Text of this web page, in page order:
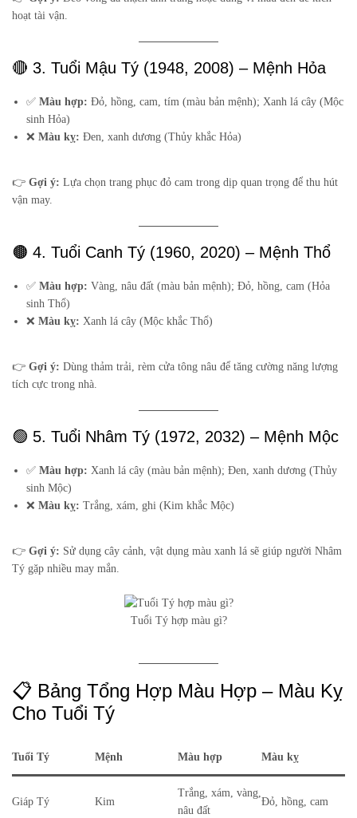
hoạt tài vận.
🔴 3. Tuổi Mậu Tý (1948, 2008) – Mệnh Hỏa
✅Màu hợp: Đỏ, hồng, cam, tím (màu bản mệnh); Xanh lá cây (Mộc
sinh Hỏa)
❌Màu kỵ: Đen, xanh dương (Thủy khắc Hỏa)
👉 Gợi ý: Lựa chọn trang phục đỏ cam trong dịp quan trọng để thu hút
vận may.
🟤 4. Tuổi Canh Tý (1960, 2020) – Mệnh Thổ
✅Màu hợp: Vàng, nâu đất (màu bản mệnh); Đỏ, hồng, cam (Hỏa
sinh Thổ)
❌Màu kỵ: Xanh lá cây (Mộc khắc Thổ)
👉 Gợi ý: Dùng thảm trải, rèm cửa tông nâu để tăng cường năng lượng
tích cực trong nhà.
🟢 5. Tuổi Nhâm Tý (1972, 2032) – Mệnh Mộc
✅Màu hợp: Xanh lá cây (màu bản mệnh); Đen, xanh dương (Thủy
sinh Mộc)
❌Màu kỵ: Trắng, xám, ghi (Kim khắc Mộc)
👉 Gợi ý: Sử dụng cây cảnh, vật dụng màu xanh lá sẽ giúp người Nhâm
Tý gặp nhiều may mắn.
Tuổi Tý hợp màu gì?
📋 Bảng Tổng Hợp Màu Hợp – Màu Kỵ
Cho Tuổi Tý
Tuổi Tý Mệnh Màu hợp Màu kỵ
Giáp Tý Kim
Trắng, xám, vàng,
nâu đất
Đỏ, hồng, cam